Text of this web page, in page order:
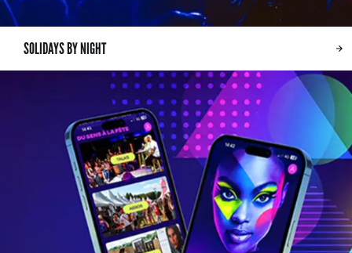
SOLIDAYS BY NIGHT